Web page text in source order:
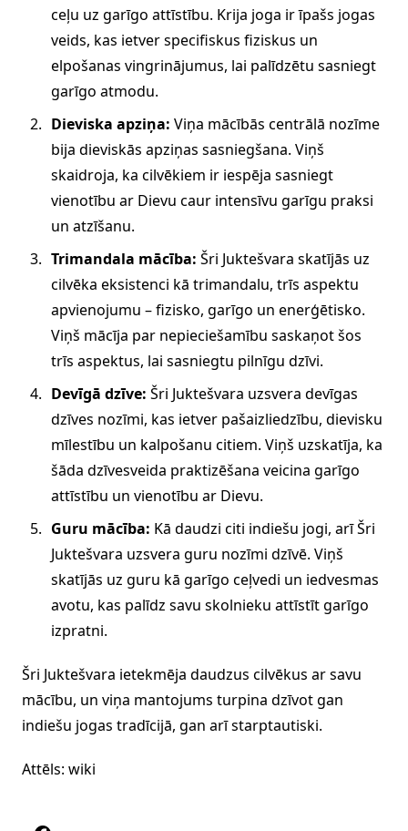
ceļu uz garīgo attīstību. Krija joga ir īpašs jogas
veids, kas ietver specifiskus fiziskus un
elpošanas vingrinājumus, lai palīdzētu sasniegt
garīgo atmodu.
Dieviska apziņa: Viņa mācībās centrālā nozīme
bija dieviskās apziņas sasniegšana. Viņš
skaidroja, ka cilvēkiem ir iespēja sasniegt
vienotību ar Dievu caur intensīvu garīgu praksi
un atzīšanu.
Trimandala mācība: Šri Juktešvara skatījās uz
cilvēka eksistenci kā trimandalu, trīs aspektu
apvienojumu – fizisko, garīgo un enerģētisko.
Viņš mācīja par nepieciešamību saskaņot šos
trīs aspektus, lai sasniegtu pilnīgu dzīvi.
Devīgā dzīve: Šri Juktešvara uzsvera devīgas
dzīves nozīmi, kas ietver pašaizliedzību, dievisku
mīlestību un kalpošanu citiem. Viņš uzskatīja, ka
šāda dzīvesveida praktizēšana veicina garīgo
attīstību un vienotību ar Dievu.
Guru mācība: Kā daudzi citi indiešu jogi, arī Šri
Juktešvara uzsvera guru nozīmi dzīvē. Viņš
skatījās uz guru kā garīgo ceļvedi un iedvesmas
avotu, kas palīdz savu skolnieku attīstīt garīgo
izpratni.
Šri Juktešvara ietekmēja daudzus cilvēkus ar savu
mācību, un viņa mantojums turpina dzīvot gan
indiešu jogas tradīcijā, gan arī starptautiski.
Attēls: wiki